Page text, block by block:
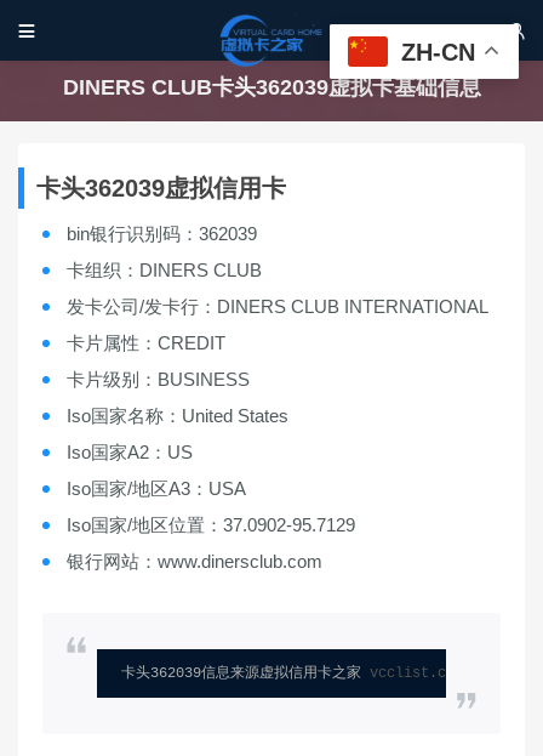
 
DINERS CLUB卡头362039虚拟卡基础信息
卡头362039虚拟信用卡
bin银行识别码：362039
卡组织：DINERS CLUB
发卡公司/发卡行：DINERS CLUB INTERNATIONAL
卡片属性：CREDIT
卡片级别：BUSINESS
Iso国家名称：United States
Iso国家A2：US
Iso国家/地区A3：USA
Iso国家/地区位置：37.0902-95.7129
银行网站：www.dinersclub.com
卡头362039信息来源虚拟信用卡之家 vcclist.com
ZH-CN